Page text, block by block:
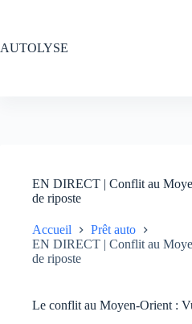
AUTOLYSE
EN DIRECT | Conflit au
de riposte
Accueil
Prêt auto
EN DIRECT | Conflit au
de riposte
Le conflit au Moyen-Orient :